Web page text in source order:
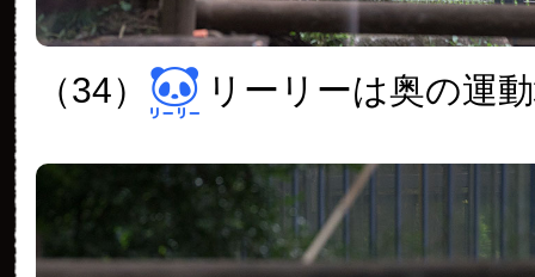
（34） リーリーは奥の運